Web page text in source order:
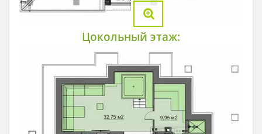
Цокольный этаж: